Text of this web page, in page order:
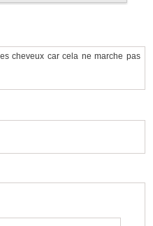
cheveux car cela ne marche pas